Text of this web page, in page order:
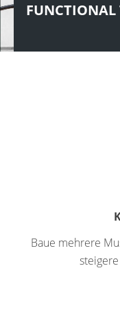
Baue mehrere